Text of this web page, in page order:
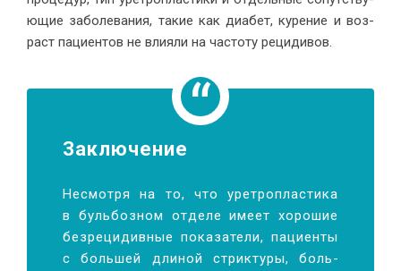
ю­щие за­боле­ва­ния, та­кие как диа­бет, ку­ре­ние и воз­
раст па­ци­ен­тов не вли­я­ли на ча­сто­ту ре­ци­дивов.
За­клю­чение
Несмот­ря на то, что урет­ро­пла­сти­ка
в буль­боз­ном от­де­ле име­ет хо­ро­шие
без­ре­ци­див­ные по­ка­за­те­ли, па­ци­ен­ты
с боль­шей дли­ной стрик­ту­ры, боль­